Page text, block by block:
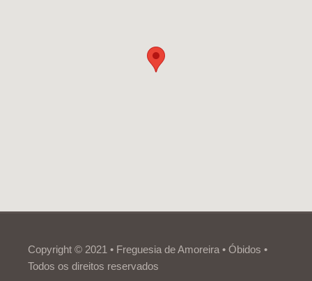
Copyright © 2021 • Freguesia de Amoreira • Óbidos •
Todos os direitos reservados